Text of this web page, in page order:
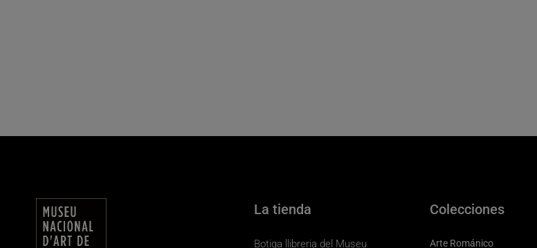
La tienda
Botiga llibreria del Museu
Colecciones
Arte Románico